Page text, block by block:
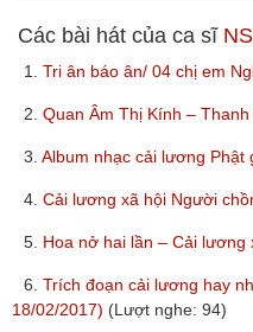
Các bài hát của ca sĩ
1. Tri ân báo ân/ 04 chị em
2. Quan Âm Thị Kính –
3. Album nhạc cải lương Phật
4. Cải lương xã hội Người
5. Hoa nở hai lần – Cải
6. Trích đoạn cải lương hay
18/02/2017) (Lượt nghe: 94)